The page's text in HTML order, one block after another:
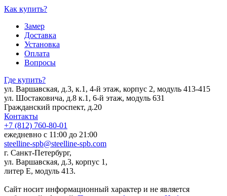
Как купить?
Замер
Доставка
Установка
Оплата
Вопросы
Где купить?
ул. Варшавская, д.3, к.1, 4-й этаж, корпус 2, модуль 413-415
ул. Шостаковича, д.8 к.1, 6-й этаж, модуль 631
Гражданский проспект, д.20
Контакты
+7 (812) 760-80-01
ежедневно с 11:00 до 21:00
steelline-spb@steelline-spb.com
г. Санкт-Петербург,
ул. Варшавская, д.3, корпус 1,
литер Е, модуль 413.
Сайт носит информационный характер и не является